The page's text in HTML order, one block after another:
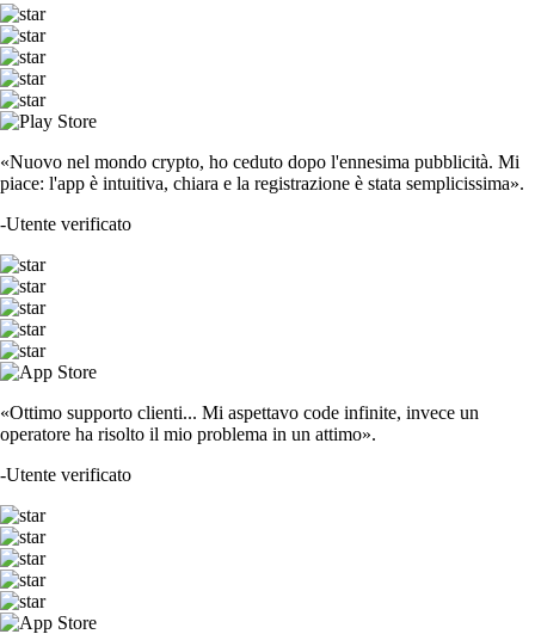
«Nuovo nel mondo crypto, ho ceduto dopo l'ennesima pubblicità. Mi
piace: l'app è intuitiva, chiara e la registrazione è stata semplicissima».
-Utente verificato
«Ottimo supporto clienti... Mi aspettavo code infinite, invece un
operatore ha risolto il mio problema in un attimo».
-Utente verificato